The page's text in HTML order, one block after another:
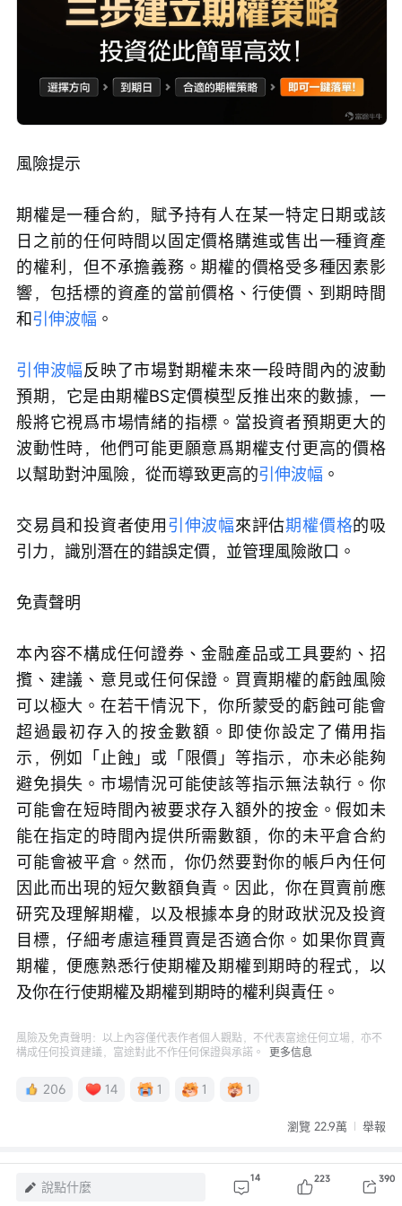
風險提示
期權是一種合約，賦予持有人在某一特定日期或該
日之前的任何時間以固定價格購進或售出一種資產
的權利，但不承擔義務。期權的價格受多種因素影
響，包括標的資產的當前價格、行使價、到期時間
和引伸波幅 。
引伸波幅反映了市場對期權未來一段時間內的波動
預期，它是由期權BS定價模型反推出來的數據，一
般將它視爲市場情緒的指標。當投資者預期更大的
波動性時，他們可能更願意爲期權支付更高的價格
以幫助對沖風險，從而導致更高的引伸波幅 。
交易員和投資者使用引伸波幅來評估期權價格的吸
引力，識別潛在的錯誤定價，並管理風險敞口。
免責聲明
本內容不構成任何證券、金融產品或工具要約、招
攬、建議、意見或任何保證。買賣期權的虧蝕風險
可以極大。在若干情況下，你所蒙受的虧蝕可能會
超過最初存入的按金數額。即使你設定了備用指
示，例如「止蝕」或「限價」等指示，亦未必能夠
避免損失。市場情況可能使該等指示無法執行。你
可能會在短時間內被要求存入額外的按金。假如未
能在指定的時間內提供所需數額，你的未平倉合約
可能會被平倉。然而，你仍然要對你的帳戶內任何
因此而出現的短欠數額負責。因此，你在買賣前應
研究及理解期權，以及根據本身的財政狀況及投資
目標，仔細考慮這種買賣是否適合你。如果你買賣
期權，便應熟悉行使期權及期權到期時的程式，以
及你在行使期權及期權到期時的權利與責任。
風險及免責聲明：以上內容僅代表作者個人觀點，不代表富途任何立場，亦不
構成任何投資建議，富途對此不作任何保證與承諾。
更多信息
206 14 1 1 1
瀏覽 22.9萬 舉報
評論（14）
說點什麼
14 223 390